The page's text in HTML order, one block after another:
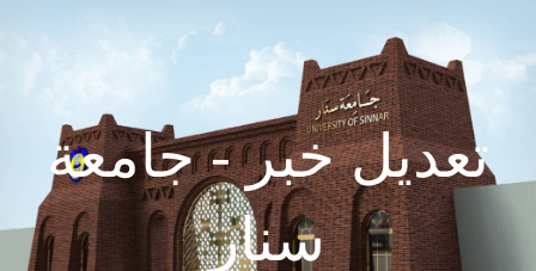
تعديل خبر - جامعة
سنار